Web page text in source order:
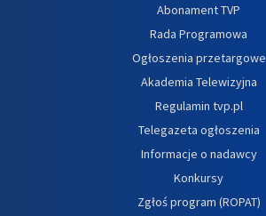
Abonament TVP
Rada Programowa
Ogłoszenia przetargowe
Akademia Telewizyjna
Regulamin tvp.pl
Telegazeta ogłoszenia
Informacje o nadawcy
Konkursy
Zgłoś program (ROPAT)